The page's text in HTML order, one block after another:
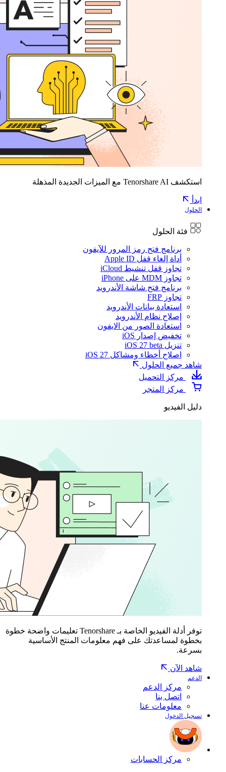
استكشف Tenorshare AI مع الميزات الجديدة المذهلة
ابدأ
الحلول
فئة الحلول
برنامج فتح رمز المرور للآيفون
أداة إلغاء قفل Apple ID
تجاوز قفل تنشيط iCloud
تجاوز MDM على iPhone
برنامج فتح شاشة الأندرويد
تجاوز FRP
استعادة بيانات الأندرويد
إصلاح نظام الأندرويد
استعادة الصور من الايفون
تخفيض إصدار iOS
تنزيل iOS 27 beta
اصلاح أخطاء ومشاكل iOS 27
شاهد جميع الحلول
مركز التحميل
مركز المتجر
دليل الفيديو
توفر أدلة الفيديو الخاصة بـ Tenorshare تعليمات واضحة خطوة
بخطوة لمساعدتك على فهم معلومات المنتج الأساسية
بسرعة.
شاهد الآن
الدعم
مركز الدعم
اتصل بنا
معلومات عنا
تسجيل الدخول
مركز الحسابات